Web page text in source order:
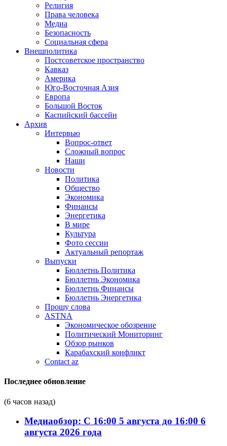
Религия
Права человека
Медиа
Безопасность
Социальная сфера
Внешполитика
Постсоветское пространство
Кавказ
Америка
Юго-Восточная Азия
Европа
Большой Восток
Каспийский бассейн
Архив
Интервью
Вопрос-ответ
Сложный вопрос
Наши
Новости
Политика
Общество
Экономика
Финансы
Энергетика
В мире
Культура
Фото сессии
Актуальный репортаж
Выпуски
Бюллетнь Политика
Бюллетнь Экономика
Бюллетнь Финансы
Бюллетнь Энергетика
Прошу слова
ASTNA
Экономическое обозрение
Политический Мониторинг
Обзор рынков
Карабахский конфликт
Contact az
Последнее обновление
(6 часов назад)
Медиаобзор: С 16:00 5 августа до 16:00 6
августа 2026 года